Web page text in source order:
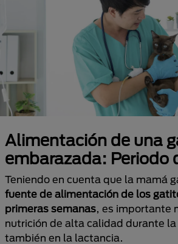
Alimentación de una
embarazada: Periodo
Teniendo en cuenta que la mamá
fuente de alimentación de los
primeras semanas, es importante
nutrición de alta calidad durante
también en la lactancia.